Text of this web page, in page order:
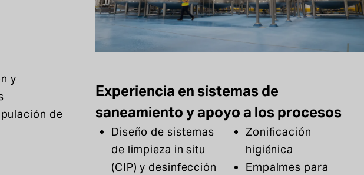
y
de
Experiencia en sistemas de
saneamiento y apoyo a los procesos
Diseño de sistemas
de limpieza in situ
(CIP) y desinfección
Zonificación
higiénica
Empalmes para